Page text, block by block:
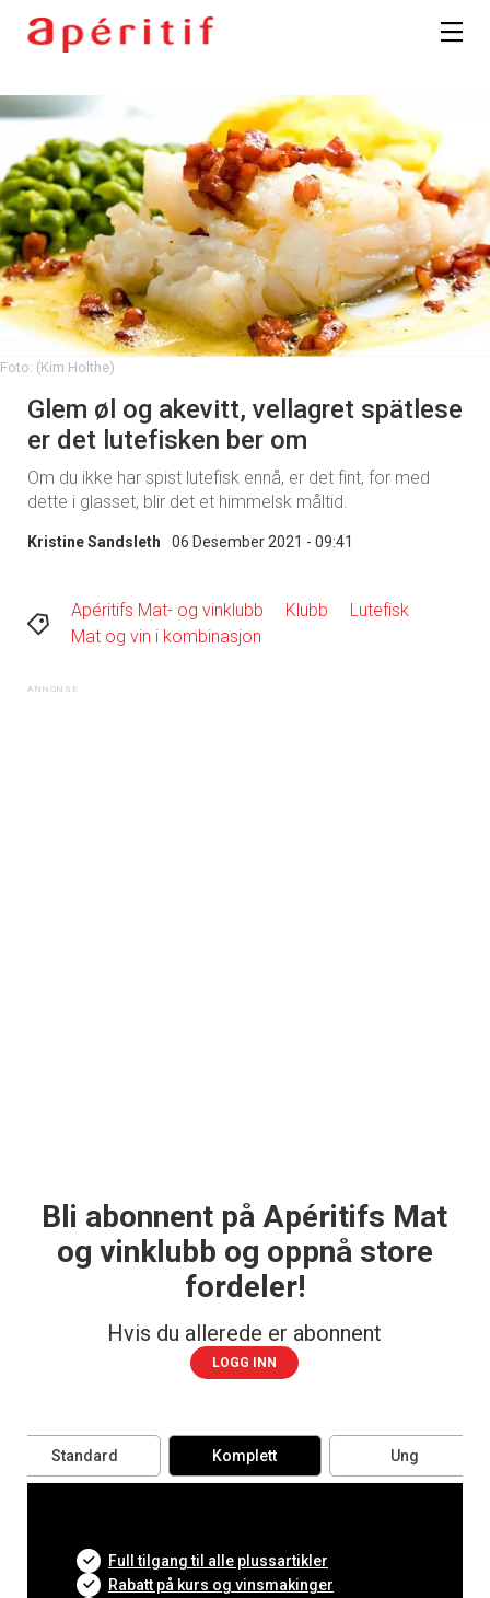
Foto: (Kim Holthe)
Glem øl og akevitt, vellagret spätlese
er det lutefisken ber om
Om du ikke har spist lutefisk ennå, er det fint, for med
dette i glasset, blir det et himmelsk måltid.
Kristine Sandsleth 06 Desember 2021 - 09:41
Apéritifs Mat- og vinklubb Klubb
Lutefisk
Mat og vin i kombinasjon
Bli abonnent på Apéritifs Mat
og vinklubb og oppnå store
fordeler!
Hvis du allerede er abonnent
LOGG INN
Standard Komplett Ung
Full tilgang til alle plussartikler
Rabatt på kurs og vinsmakinger